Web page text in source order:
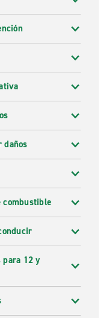
daños
combustible
para 12 y